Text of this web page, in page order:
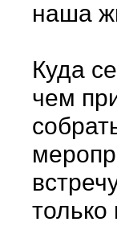
наша
Куда
чем